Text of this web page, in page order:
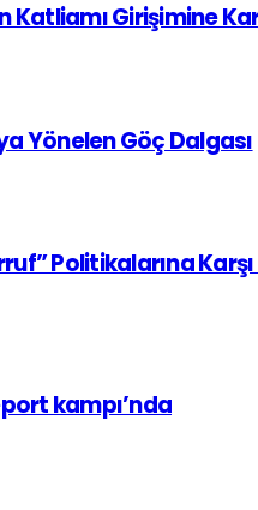
Girişimine
Yönelen Göç Dalgası
Politikalarına
kampı’nda